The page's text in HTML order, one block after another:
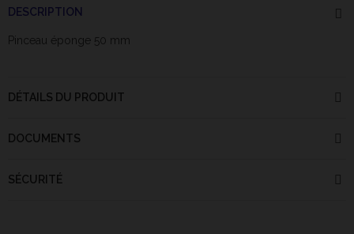
DESCRIPTION
Pinceau éponge 50 mm
DÉTAILS DU PRODUIT
DOCUMENTS
SÉCURITÉ